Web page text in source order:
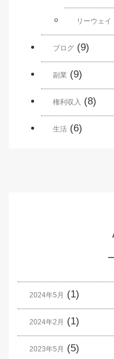
リーウェイ
ブログ (9)
副業 (9)
権利収入 (8)
生活 (6)
2024年5月 (1)
2024年2月 (1)
2023年5月 (5)